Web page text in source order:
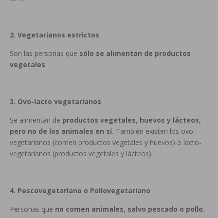
2. Vegetarianos estrictos
Son las personas que sólo se alimentan de productos
vegetales.
3. Ovo-lacto vegetarianos
Se alimentan de productos vegetales, huevos y lácteos,
pero no de los animales en sí. También existen los ovo-
vegetarianos (comen productos vegetales y huevos) o lacto-
vegetarianos (productos vegetales y lácteos).
4. Pescovegetariano o Pollovegetariano
Personas que no comen animales, salvo pescado o pollo.